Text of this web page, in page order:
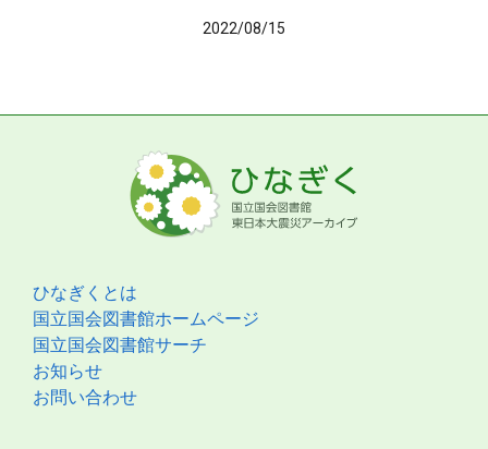
2022/08/15
ひなぎくとは
国立国会図書館ホームページ
国立国会図書館サーチ
お知らせ
お問い合わせ